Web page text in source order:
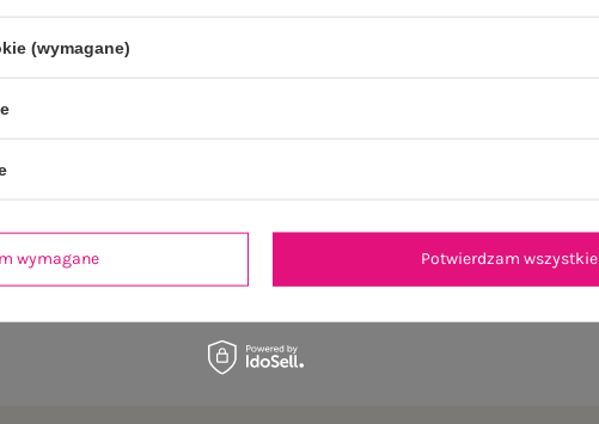
(wymagane)
wymagane Potwierdzam wszystkie